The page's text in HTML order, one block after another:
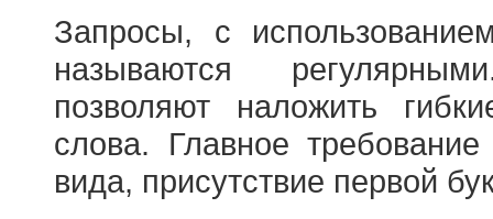
Запросы, с
называются
позволяют наложить
слова. Главное
вида, присутствие первой